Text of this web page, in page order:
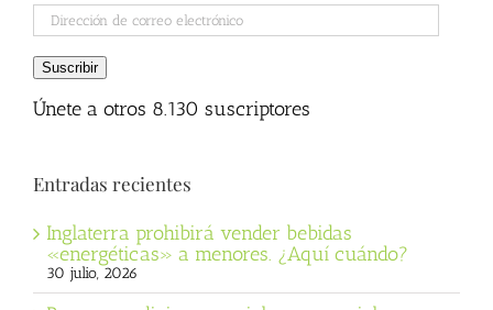
Dirección
de
correo
electrónico
Suscribir
Únete a otros 8.130 suscriptores
Entradas recientes
Inglaterra prohibirá vender bebidas
«energéticas» a menores. ¿Aquí cuándo?
30 julio, 2026